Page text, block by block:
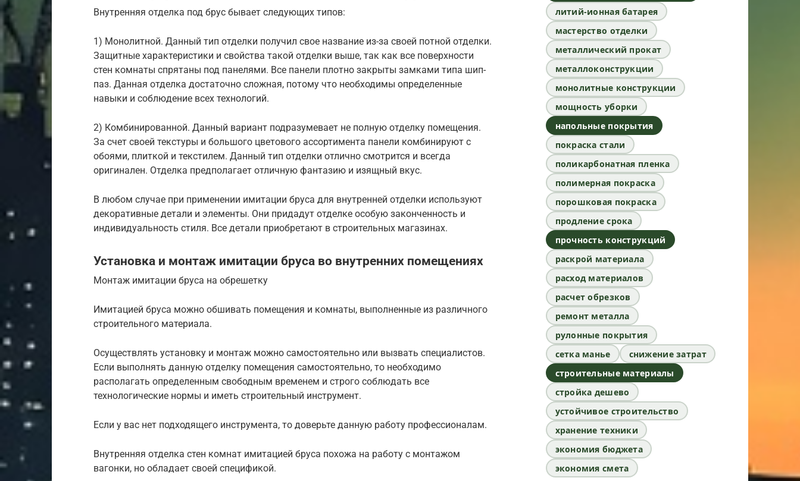
Внутренняя отделка под брус бывает следующих типов:
1) Монолитной. Данный тип отделки получил свое название из-за своей потной отделки.
Защитные характеристики и свойства такой отделки выше, так как все поверхности
стен комнаты спрятаны под панелями. Все панели плотно закрыты замками типа шип-
паз. Данная отделка достаточно сложная, потому что необходимы определенные
навыки и соблюдение всех технологий.
2) Комбинированной. Данный вариант подразумевает не полную отделку помещения.
За счет своей текстуры и большого цветового ассортимента панели комбинируют с
обоями, плиткой и текстилем. Данный тип отделки отлично смотрится и всегда
оригинален. Отделка предполагает отличную фантазию и изящный вкус.
В любом случае при применении имитации бруса для внутренней отделки используют
декоративные детали и элементы. Они придадут отделке особую законченность и
индивидуальность стиля. Все детали приобретают в строительных магазинах.
Установка и монтаж имитации бруса во внутренних помещениях
Монтаж имитации бруса на обрешетку
Имитацией бруса можно обшивать помещения и комнаты, выполненные из различного
строительного материала.
Осуществлять установку и монтаж можно самостоятельно или вызвать специалистов.
Если выполнять данную отделку помещения самостоятельно, то необходимо
располагать определенным свободным временем и строго соблюдать все
технологические нормы и иметь строительный инструмент.
Если у вас нет подходящего инструмента, то доверьте данную работу профессионалам.
Внутренняя отделка стен комнат имитацией бруса похожа на работу с монтажом
вагонки, но обладает своей спецификой.
литий-ионная батарея
мастерство отделки
металлический прокат
металлоконструкции
монолитные конструкции
мощность уборки
напольные покрытия
покраска стали
поликарбонатная пленка
полимерная покраска
порошковая покраска
продление срока
прочность конструкций
раскрой материала
расход материалов
расчет обрезков
ремонт металла
рулонные покрытия
сетка манье
снижение затрат
строительные материалы
стройка дешево
устойчивое строительство
хранение техники
экономия бюджета
экономия смета